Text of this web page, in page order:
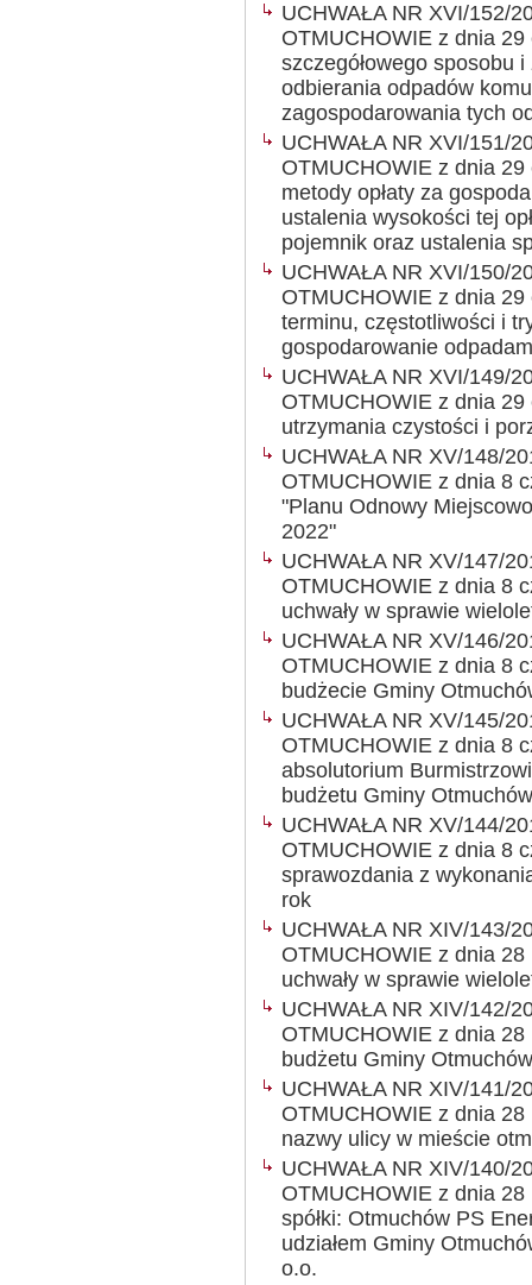
UCHWAŁA NR XVI/152/
OTMUCHOWIE z dnia
szczegółowego sposobu
odbierania odpadów
zagospodarowania tych
UCHWAŁA NR XVI/151/
OTMUCHOWIE z dnia
metody opłaty za
ustalenia wysokości tej
pojemnik oraz ustalenia
UCHWAŁA NR XVI/150/
OTMUCHOWIE z dnia
terminu, częstotliwości i
gospodarowanie
UCHWAŁA NR XVI/149/
OTMUCHOWIE z dnia
utrzymania czystości i
UCHWAŁA NR XV/148/
OTMUCHOWIE z dnia 8
"Planu Odnowy
2022"
UCHWAŁA NR XV/147/
OTMUCHOWIE z dnia 8
uchwały w sprawie
UCHWAŁA NR XV/146/
OTMUCHOWIE z dnia 8
budżecie Gminy
UCHWAŁA NR XV/145/
OTMUCHOWIE z dnia 8
absolutorium
budżetu Gminy
UCHWAŁA NR XV/144/
OTMUCHOWIE z dnia 8
sprawozdania z
rok
UCHWAŁA NR XIV/143/
OTMUCHOWIE z dnia
uchwały w sprawie
UCHWAŁA NR XIV/142/
OTMUCHOWIE z dnia
budżetu Gminy
UCHWAŁA NR XIV/141/
OTMUCHOWIE z dnia
nazwy ulicy w mieście
UCHWAŁA NR XIV/140/
OTMUCHOWIE z dnia
spółki: Otmuchów PS
udziałem Gminy
o.o.